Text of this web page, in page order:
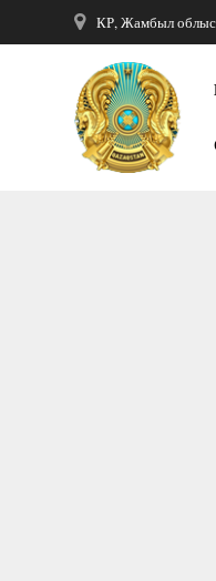
КР, Жамбыл